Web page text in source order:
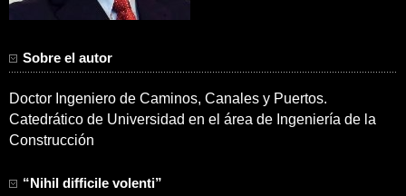
Sobre el autor
Doctor Ingeniero de Caminos, Canales y Puertos.
Catedrático de Universidad en el área de Ingeniería de la
Construcción
“Nihil difficile volenti”